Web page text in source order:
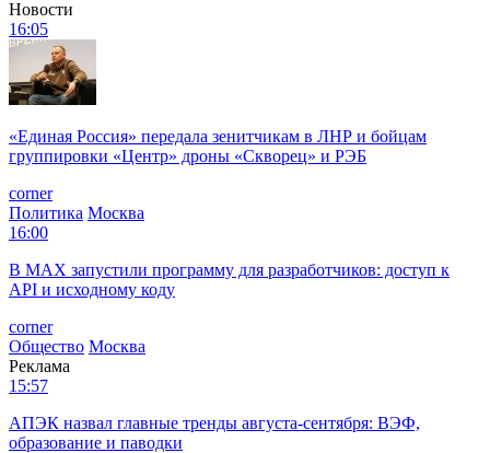
Новости
16:05
«Единая Россия» передала зенитчикам в ЛНР и бойцам
группировки «Центр» дроны «Скворец» и РЭБ
corner
Политика Москва
16:00
В MAX запустили программу для разработчиков: доступ к
API и исходному коду
corner
Общество Москва
Реклама
15:57
АПЭК назвал главные тренды августа-сентября: ВЭФ,
образование и паводки